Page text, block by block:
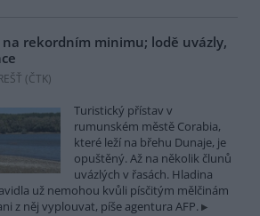
rekordním minimu; lodě uvázly,
(ČTK)
Turistický přístav v
rumunském městě Corabia,
které leží na břehu Dunaje, je
opuštěný. Až na několik člunů
uvázlých v řasách. Hladina
už nemohou kvůli písčitým mělčinám
z něj vyplouvat, píše agentura AFP.